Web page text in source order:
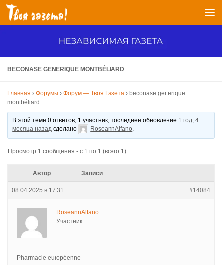
Перейти к содержимому
BECONASE GENERIQUE MONTBÉLIARD
Главная › Форумы › Форум — Твоя Газета › beconase generique
montbéliard
В этой теме 0 ответов, 1 участник, последнее обновление 1 год, 4
месяца назад сделано RoseannAlfano.
Просмотр 1 сообщения - с 1 по 1 (всего 1)
Автор Записи
08.04.2025 в 17:31 #14084
RoseannAlfano
Участник
Pharmacie européenne